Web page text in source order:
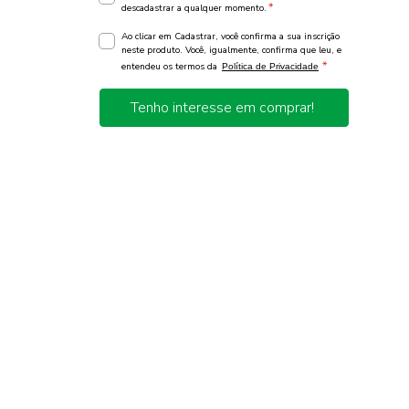
descadastrar a qualquer momento. *
Ao clicar em Cadastrar, você confirma a sua inscrição
neste produto. Você, igualmente, confirma que leu, e
entendeu os termos da Política de Privacidade *
Tenho interesse em comprar!